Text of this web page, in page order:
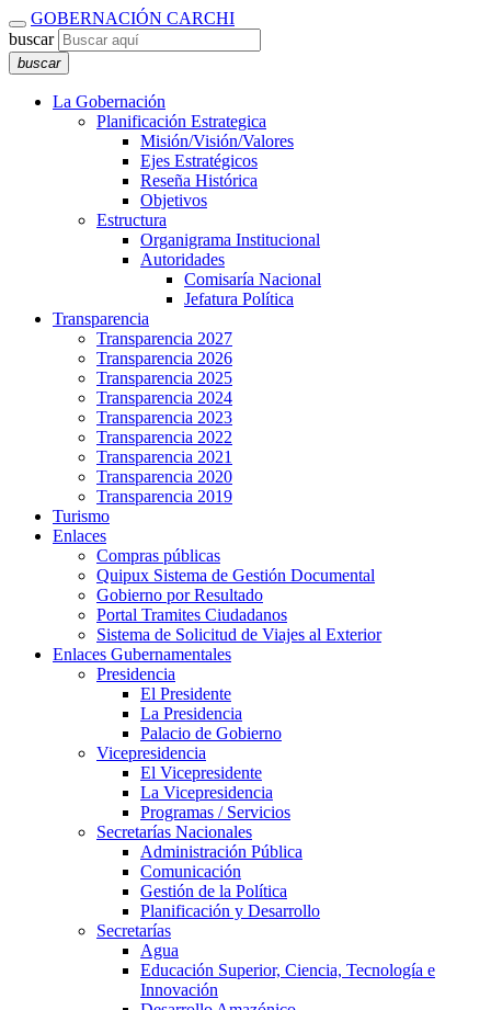
GOBERNACIÓN CARCHI
buscar
buscar
La Gobernación
Planificación Estrategica
Misión/Visión/Valores
Ejes Estratégicos
Reseña Histórica
Objetivos
Estructura
Organigrama Institucional
Autoridades
Comisaría Nacional
Jefatura Política
Transparencia
Transparencia 2027
Transparencia 2026
Transparencia 2025
Transparencia 2024
Transparencia 2023
Transparencia 2022
Transparencia 2021
Transparencia 2020
Transparencia 2019
Turismo
Enlaces
Compras públicas
Quipux Sistema de Gestión Documental
Gobierno por Resultado
Portal Tramites Ciudadanos
Sistema de Solicitud de Viajes al Exterior
Enlaces Gubernamentales
Presidencia
El Presidente
La Presidencia
Palacio de Gobierno
Vicepresidencia
El Vicepresidente
La Vicepresidencia
Programas / Servicios
Secretarías Nacionales
Administración Pública
Comunicación
Gestión de la Política
Planificación y Desarrollo
Secretarías
Agua
Educación Superior, Ciencia, Tecnología e
Innovación